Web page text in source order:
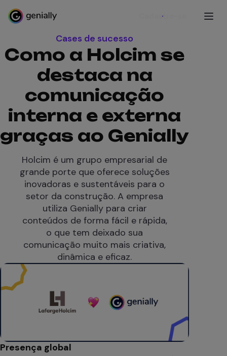
Cadastre-se
Cases de sucesso
Como a Holcim se
destaca na
comunicação
interna e externa
graças ao Genially
Holcim é um grupo empresarial de
grande porte que oferece soluções
inovadoras e sustentáveis para o
setor da construção. A empresa
utiliza Genially para criar
conteúdos de forma fácil e rápida,
o que tem deixado sua
comunicação muito mais criativa,
dinâmica e eficaz.
Presença global